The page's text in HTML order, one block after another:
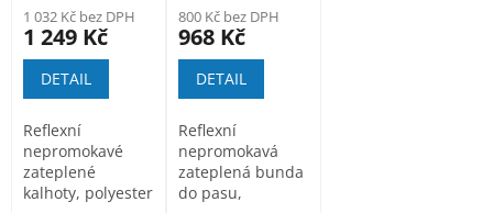
1 032 Kč bez DPH
1 249 Kč
DETAIL
Reflexní
nepromokavé
zateplené
kalhoty, polyester
800 Kč bez DPH
968 Kč
DETAIL
Reflexní
nepromokavá
zateplená bunda
do pasu,